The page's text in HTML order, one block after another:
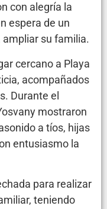
con alegría la
espera de un
ampliar su familia.
cercano a Playa
acompañados
Durante el
mostraron
a tíos, hijas
entusiasmo la
para realizar
teniendo